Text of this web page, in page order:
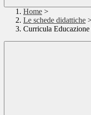
Home >
Le schede didattiche
Curricula